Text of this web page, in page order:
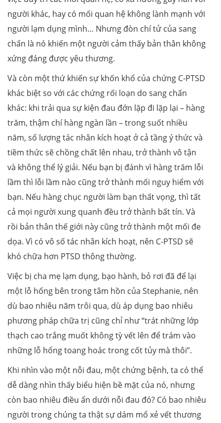
người khác, hay có mối quan hệ không lành mạnh với
người lạm dụng mình… Nhưng đòn chí tử của sang
chấn là nó khiến một người cảm thấy bản thân không
xứng đáng được yêu thương.
Và còn một thứ khiến sự khốn khổ của chứng C-PTSD
khác biệt so với các chứng rối loạn do sang chấn
khác: khi trải qua sự kiện đau đớn lặp đi lặp lại – hàng
trăm, thậm chí hàng ngàn lần – trong suốt nhiều
năm, số lượng tác nhân kích hoạt ở cả tầng ý thức và
tiềm thức sẽ chồng chất lên nhau, trở thành vô tận
và không thể lý giải. Nếu bạn bị đánh vì hàng trăm lỗi
lầm thì lỗi lầm nào cũng trở thành mối nguy hiểm với
bạn. Nếu hàng chục người làm bạn thất vọng, thì tất
cả mọi người xung quanh đều trở thành bất tín. Và
rồi bản thân thế giới này cũng trở thành một mối đe
dọa. Vì có vô số tác nhân kích hoạt, nên C-PTSD sẽ
khó chữa hơn PTSD thông thường.
Việc bị cha mẹ lạm dụng, bạo hành, bỏ rơi đã để lại
một lỗ hổng bên trong tâm hồn của Stephanie, nên
dù bao nhiêu năm trôi qua, dù áp dụng bao nhiêu
phương pháp chữa trị cũng chỉ như “trát những lớp
thạch cao trắng muốt không tỳ vết lên để trám vào
những lỗ hổng toang hoác trong cốt tủy mà thôi”.
Khi nhìn vào một nỗi đau, một chứng bệnh, ta có thể
dễ dàng nhìn thấy biểu hiện bề mặt của nó, nhưng
còn bao nhiêu điều ẩn dưới nỗi đau đó? Có bao nhiêu
người trong chúng ta thật sự dám mổ xẻ vết thương